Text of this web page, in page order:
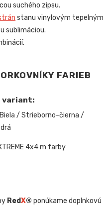
suchého zipsu.
stanu vinylovým tepelným
sublimáciou.
FARIEB
variant:
/ Strieborno-čierna /
RedX® ponúkame doplnkovú